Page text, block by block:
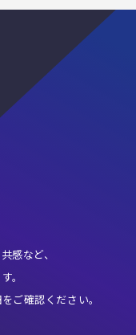
感など、
。
ご確認ください。